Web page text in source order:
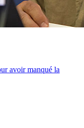
avoir manqué la